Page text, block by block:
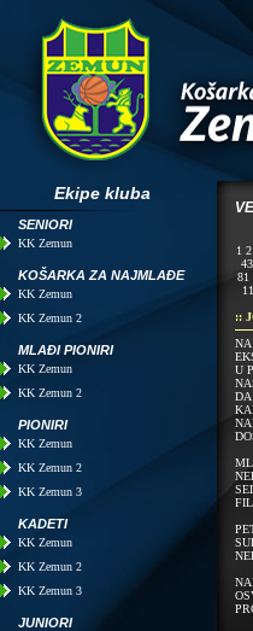
Ekipe kluba
SENIORI
KK Zemun
KOŠARKA ZA NAJMLAĐE
KK Zemun
KK Zemun 2
MLAĐI PIONIRI
KK Zemun
KK Zemun 2
PIONIRI
KK Zemun
KK Zemun 2
KK Zemun 3
KADETI
KK Zemun
KK Zemun 2
KK Zemun 3
JUNIORI
1 2
43
81
::
U